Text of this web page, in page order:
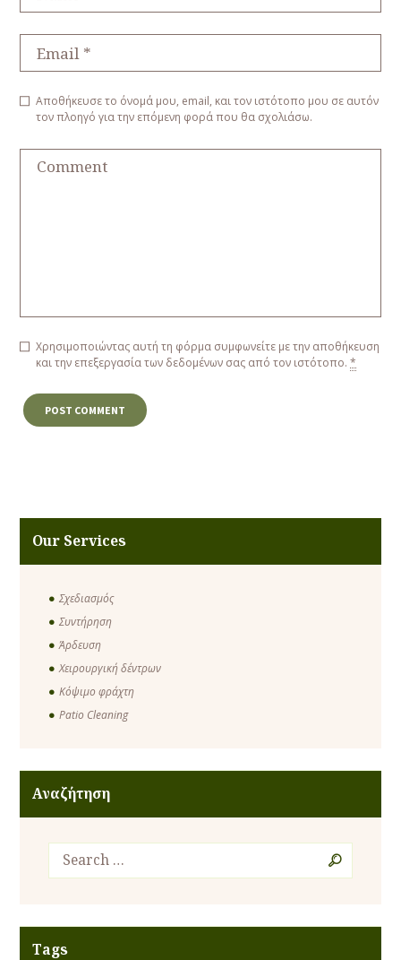
Αποθήκευσε το όνομά μου, email, και τον ιστότοπο μου σε αυτόν
τον πλοηγό για την επόμενη φορά που θα σχολιάσω.
Χρησιμοποιώντας αυτή τη φόρμα συμφωνείτε με την αποθήκευση
και την επεξεργασία των δεδομένων σας από τον ιστότοπο.*
Our Services
Σχεδιασμός
Συντήρηση
Άρδευση
Χειρουργική δέντρων
Κόψιμο φράχτη
Patio Cleaning
Αναζήτηση
Tags